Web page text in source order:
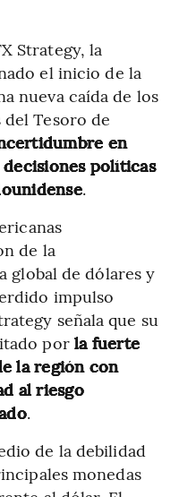
Strategy, la
el inicio de la
nueva caída de los
Tesoro de
en
políticas
.
de la
global de dólares y
impulso
señala que su
por la fuerte
la región con
al riesgo
.
de la debilidad
monedas